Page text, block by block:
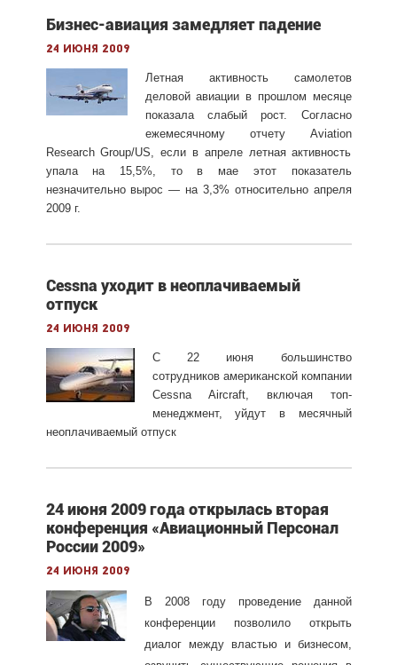
Бизнес-авиация замедляет падение
24 июня 2009
Летная активность самолетов
деловой авиации в прошлом месяце
показала слабый рост. Согласно
ежемесячному отчету Aviation
Research Group/US, если в апреле летная активность
упала на 15,5%, то в мае этот показатель
незначительно вырос — на 3,3% относительно апреля
2009 г.
Cessna уходит в неоплачиваемый
отпуск
24 июня 2009
С 22 июня большинство
сотрудников американской компании
Cessna Aircraft, включая топ-
менеджмент, уйдут в месячный
неоплачиваемый отпуск
24 июня 2009 года открылась вторая
конференция «Авиационный Персонал
России 2009»
24 июня 2009
В 2008 году проведение данной
конференции позволило открыть
диалог между властью и бизнесом,